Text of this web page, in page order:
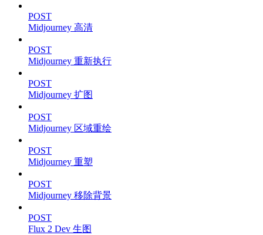
POST
Midjourney 高清
POST
Midjourney 重新执行
POST
Midjourney 扩图
POST
Midjourney 区域重绘
POST
Midjourney 重塑
POST
Midjourney 移除背景
POST
Flux 2 Dev 生图